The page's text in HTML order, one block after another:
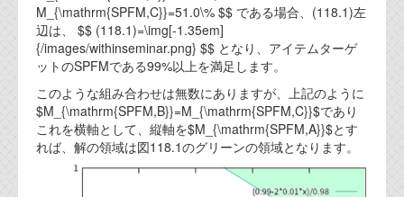
M_{\mathrm{SPFM,C}}=51.0\% $$ である場合、(118.1)左
辺は、 $$ (118.1)=\img[-1.35em]
{/images/withinseminar.png} $$ となり、アイテムターゲ
ットのSPFMである99%以上を満足します。
このような組み合わせは無数にありますが、上記のように
$M_{\mathrm{SPFM,B}}=M_{\mathrm{SPFM,C}}$であり
これを横軸として、縦軸を$M_{\mathrm{SPFM,A}}$とす
れば、解の領域は図118.1のグリーンの領域となります。